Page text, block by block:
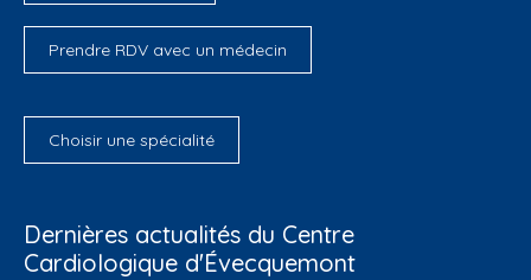
Prendre RDV avec un médecin
Choisir une spécialité
Dernières actualités du Centre
Cardiologique d'Évecquemont